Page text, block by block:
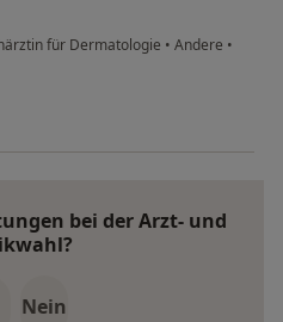
für Dermatologie • Andere •
bei der Arzt- und
Nein